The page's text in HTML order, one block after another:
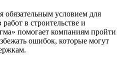
условием для
в строительстве и
помогает компаниям пройти
ошибок, которые могут